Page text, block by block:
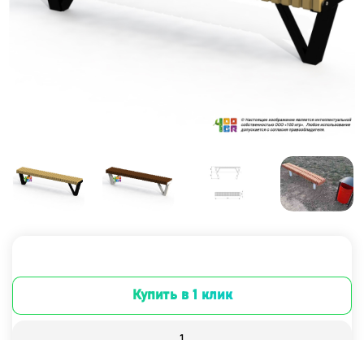
Купить в 1 клик